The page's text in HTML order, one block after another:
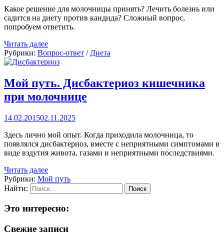
Какое решение для молочницы принять? Лечить болезнь или
садится на диету против кандида? Сложный вопрос,
попробуем ответить.
Читать далее
Рубрики: Вопрос-ответ / Диета
Мой путь. Дисбактериоз кишечника
при молочнице
14.02.201502.11.2025
Здесь лично мой опыт. Когда приходила молочница, то
появлялся дисбактериоз, вместе с неприятными симптомами в
виде вздутия живота, газами и неприятными последствиями.
Читать далее
Рубрики: Мой путь
Найти:
Это интересно:
Свежие записи